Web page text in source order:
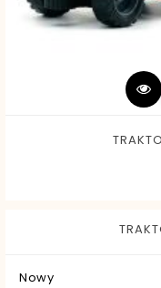
Nowy